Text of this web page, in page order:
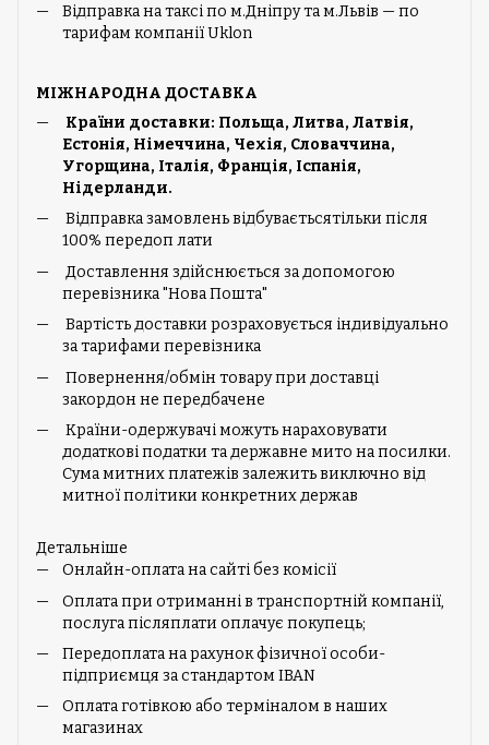
Відправка на таксі по м.Дніпру та м.Львів — по
тарифам компанії Uklon
МІЖНАРОДНА ДОСТАВКА
Країни доставки: Польща, Литва, Латвія,
Естонія, Німеччина, Чехія, Словаччина,
Угорщина, Італія, Франція, Іспанія,
Нідерланди.
Відправка замовлень відбуваєтьсятільки після
100% передоп лати
Доставлення здійснюється за допомогою
перевізника "Нова Пошта"
Вартість доставки розраховується індивідуально
за тарифами перевізника
Повернення/обмін товару при доставці
закордон не передбачене
Країни-одержувачі можуть нараховувати
додаткові податки та державне мито на посилки.
Сума митних платежів залежить виключно від
митної політики конкретних держав
Детальніше
Онлайн-оплата на сайті без комісії
Оплата при отриманні в транспортній компанії,
послуга післяплати оплачує покупець;
Передоплата на рахунок фізичної особи-
підприємця за стандартом IBAN
Оплата готівкою або терміналом в наших
магазинах